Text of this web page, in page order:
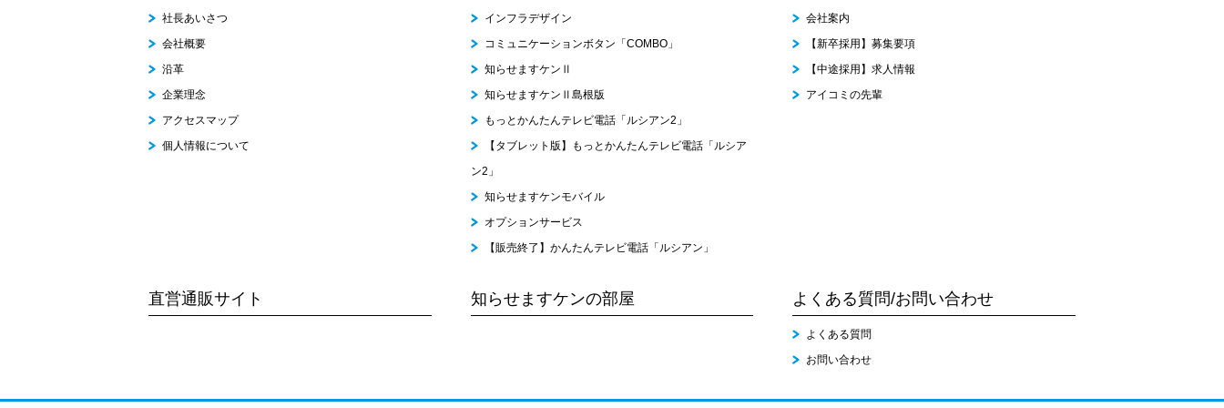
社長あいさつ
会社概要
沿革
企業理念
アクセスマップ
個人情報について
インフラデザイン
コミュニケーションボタン「COMBO」
知らせますケンⅡ
知らせますケンⅡ島根版
もっとかんたんテレビ電話「ルシアン2」
【タブレット版】もっとかんたんテレビ電話「ルシア
ン2」
知らせますケンモバイル
オプションサービス
【販売終了】かんたんテレビ電話「ルシアン」
会社案内
【新卒採用】募集要項
【中途採用】求人情報
アイコミの先輩
直営通販サイト 知らせますケンの部屋 よくある質問/お問い合わせ
よくある質問
お問い合わせ